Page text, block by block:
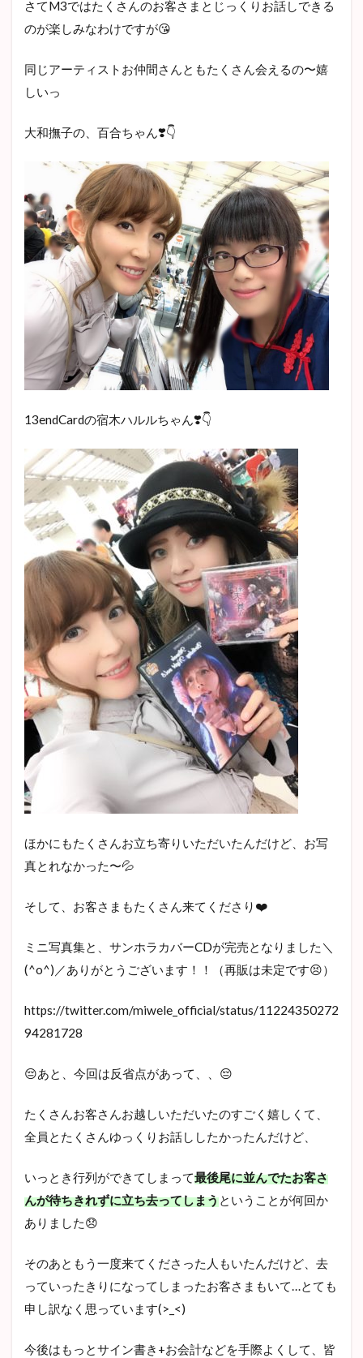
さてM3ではたくさんのお客さまとじっくりお話しできる
のが楽しみなわけですが😘
同じアーティストお仲間さんともたくさん会えるの〜嬉
しいっ
大和撫子の、百合ちゃん❣️👇
13endCardの宿木ハルルちゃん❣️👇
ほかにもたくさんお立ち寄りいただいたんだけど、お写
真とれなかった〜💦
そして、お客さまもたくさん来てくださり❤️
ミニ写真集と、サンホラカバーCDが完売となりました＼
(^o^)／ありがとうございます！！（再販は未定です😣）
https://twitter.com/miwele_official/status/11224350272
94281728
😔あと、今回は反省点があって、、😔
たくさんお客さんお越しいただいたのすごく嬉しくて、
全員とたくさんゆっくりお話ししたかったんだけど、
いっとき行列ができてしまって最後尾に並んでたお客さ
んが待ちきれずに立ち去ってしまうということが何回か
ありました😞
そのあともう一度来てくださった人もいたんだけど、去
っていったきりになってしまったお客さまもいて…とても
申し訳なく思っています(>_<)
今後はもっとサイン書き+お会計などを手際よくして、皆